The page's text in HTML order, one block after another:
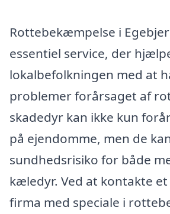
Rottebekæmpelse i
essentiel service, der
lokalbefolkningen med at
problemer forårsaget af
skadedyr kan ikke kun
på ejendomme, men de
sundhedsrisiko for både
kæledyr. Ved at kontakte
firma med speciale i